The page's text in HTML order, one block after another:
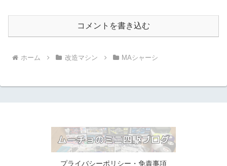
コメントを書き込む
ホーム 改造マシン MAシャーシ
プライバシーポリシー・免責事項